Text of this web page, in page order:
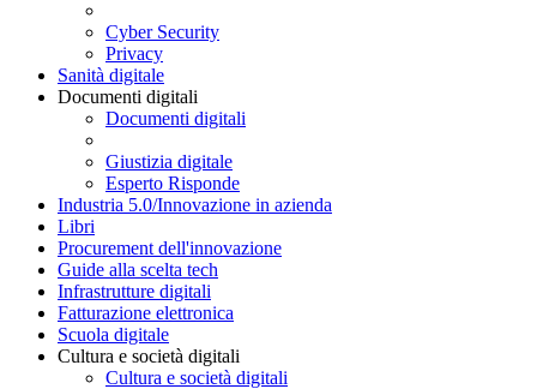
Cyber Security
Privacy
Sanità digitale
Documenti digitali
Documenti digitali
Giustizia digitale
Esperto Risponde
Industria 5.0/Innovazione in azienda
Libri
Procurement dell'innovazione
Guide alla scelta tech
Infrastrutture digitali
Fatturazione elettronica
Scuola digitale
Cultura e società digitali
Cultura e società digitali